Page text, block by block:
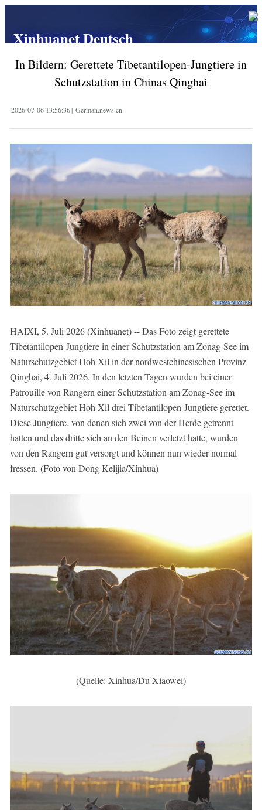
Xinhuanet Deutsch
In Bildern: Gerettete Tibetantilopen-Jungtiere in
Schutzstation in Chinas Qinghai
2026-07-06 13:56:36| German.news.cn
HAIXI, 5. Juli 2026 (Xinhuanet) -- Das Foto zeigt gerettete
Tibetantilopen-Jungtiere in einer Schutzstation am Zonag-See im
Naturschutzgebiet Hoh Xil in der nordwestchinesischen Provinz
Qinghai, 4. Juli 2026. In den letzten Tagen wurden bei einer
Patrouille von Rangern einer Schutzstation am Zonag-See im
Naturschutzgebiet Hoh Xil drei Tibetantilopen-Jungtiere gerettet.
Diese Jungtiere, von denen sich zwei von der Herde getrennt
hatten und das dritte sich an den Beinen verletzt hatte, wurden
von den Rangern gut versorgt und können nun wieder normal
fressen. (Foto von Dong Kelijia/Xinhua)
(Quelle: Xinhua/Du Xiaowei)